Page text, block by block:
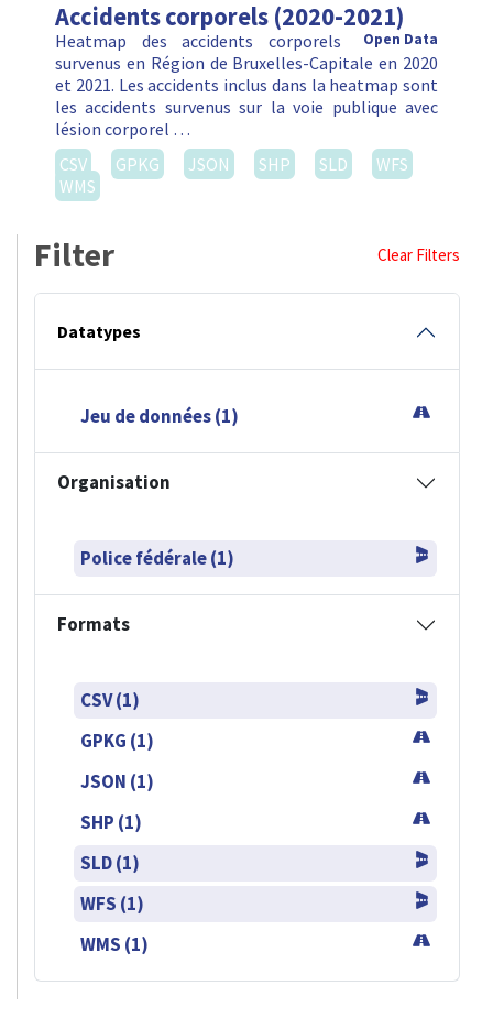
Accidents corporels (2020-2021)
Open Data
Heatmap des accidents corporels
survenus en Région de Bruxelles-Capitale en 2020
et 2021. Les accidents inclus dans la heatmap sont
les accidents survenus sur la voie publique avec
lésion corporel …
CSV
GPKG JSON SHP SLD
WFS
WMS
Filter Clear Filters
Datatypes
Jeu de données (1)
Organisation
Police fédérale (1)
Formats
CSV (1)
GPKG (1)
JSON (1)
SHP (1)
SLD (1)
WFS (1)
WMS (1)